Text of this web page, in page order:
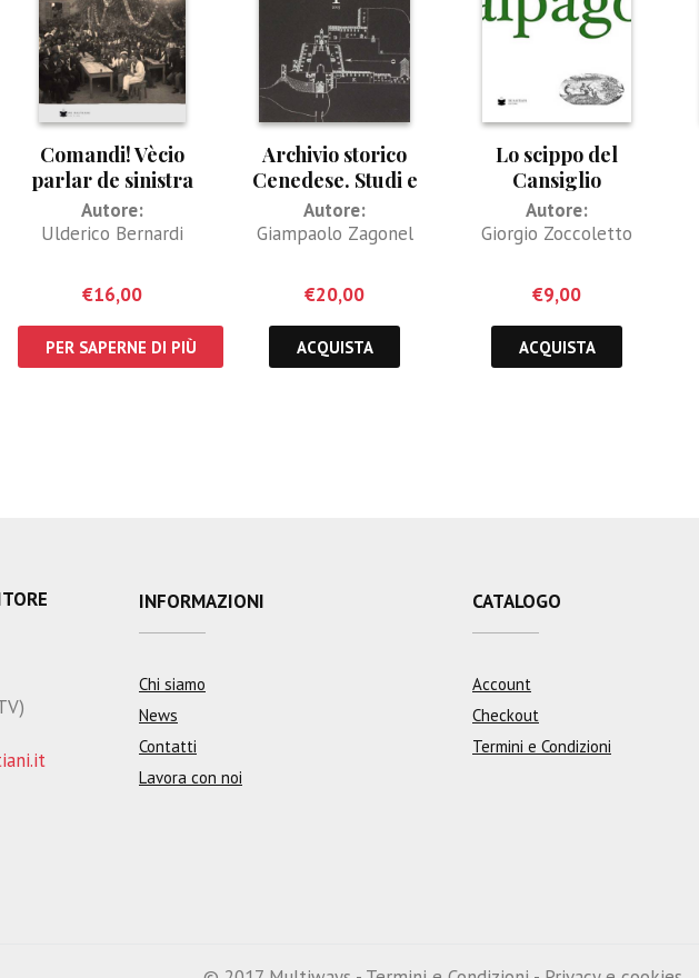
Comandi! Vècio
parlar de sinistra
Piave
Autore:
Ulderico Bernardi
€16,00
PER SAPERNE DI PIÙ
Archivio storico
Cenedese. Studi e
ricerche tra Piave e
Livenza Vol. 1
Autore:
Giampaolo Zagonel
€20,00
ACQUISTA
Lo scippo del
Cansiglio
Autore:
Giorgio Zoccoletto
€9,00
ACQUISTA
INFORMAZIONI
Chi siamo
News
Contatti
Lavora con noi
CATALOGO
Account
Checkout
Termini e Condizioni